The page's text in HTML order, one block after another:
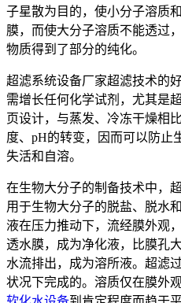
子星散为目的，使小分子溶质
膜，而使大分子溶质不能透过
物质得到了部分的纯化。
超滤系统设备厂家超滤技术的
需增长任何化学试剂，尤其是
页设计，与蒸发、冷冻干燥相
度、pH的转变，因而可以防止
失活和自溶。
在生物大分子的制备技术中，
用于生物大分子的脱盐、脱水
液在压力推动下，流经膜外观
透水膜，成为净化液，比膜孔
水流排出，成为溶所液。超滤
状况下完成的。溶质仅在膜外